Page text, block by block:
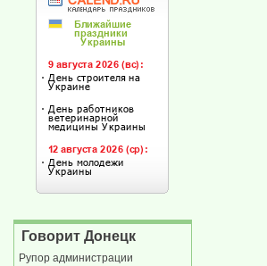
Говорит Донецк
Рупор администрации